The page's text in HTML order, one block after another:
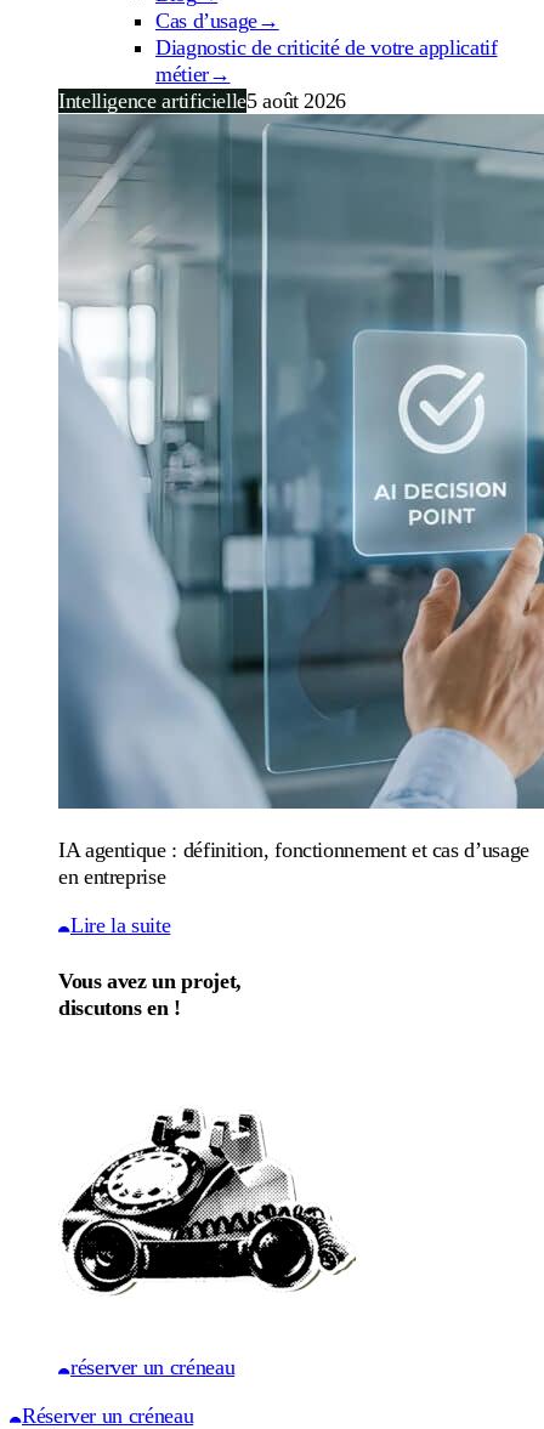
Cas d’usage→
Diagnostic de criticité de votre applicatif
métier→
Intelligence artificielle5 août 2026
IA agentique : définition, fonctionnement et cas d’usage
en entreprise
Lire la suite
Vous avez un projet,
discutons en !
réserver un créneau
Réserver un créneau